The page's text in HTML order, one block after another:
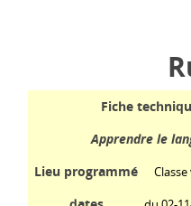
Fiche
Apprendre le
Lieu programmé